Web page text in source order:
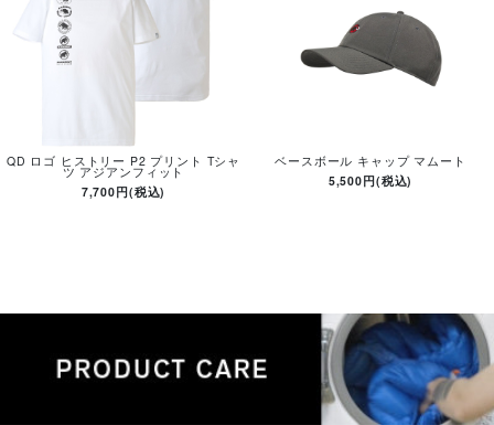
QD ロゴ ヒストリー P2 プリント Tシャ
ツ アジアンフィット
7,700円(税込)
ベースボール キャップ マムート
5,500円(税込)